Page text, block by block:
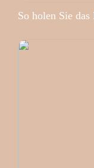
So holen Sie